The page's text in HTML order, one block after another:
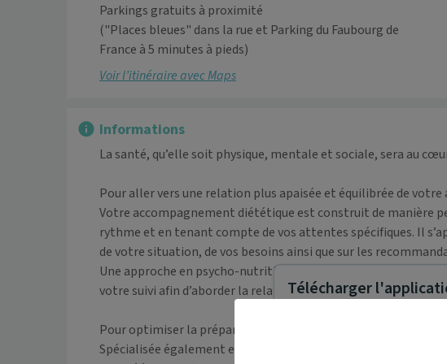
Parkings gratuits à proximité
("Places bleues" dans la rue et Parking du Faubourg de
France à 5 minutes à pieds)
Voir l’itinéraire avec Maps
Informations
La santé, qu’elle soit physique, mentale et sociale, sera au
Pour aller vers une relation plus apaisée et équilibrée de
Votre accompagnement diététique est construit de manière
rythme et en tenant compte de vos attentes spécifiques. Il
de votre situation, de vos besoins ainsi que sur les
Une approche en psycho-nutrition, issue d’une formation
votre suivi afin d’aborder la relation à l’alimentation, dans une
Pour optimiser la préparation de vos préparations sportives,
Spécialisée également en nutrition du sport, il vous sera
Télécharger